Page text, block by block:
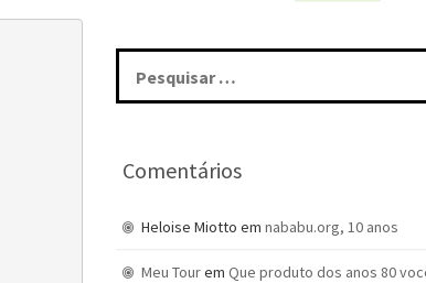
Pesquisar
por:
Comentários
Heloise Miotto em nababu.org, 10 anos
Meu Tourem Que produto dos anos 80